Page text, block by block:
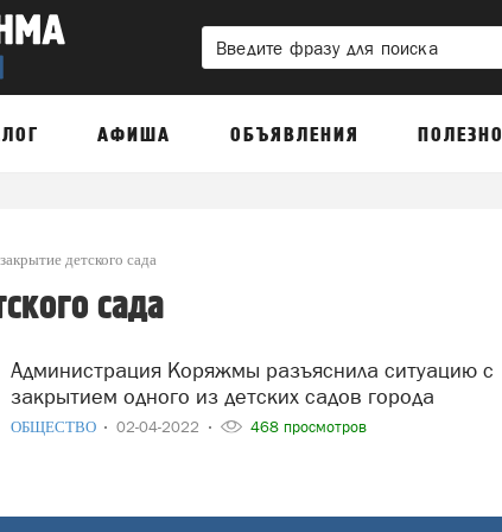
АФИША ОБЪЯВЛЕНИЯ ПОЛЕЗНО
закрытие детского сада
сада
Администрация Коряжмы разъяснила ситуацию с
закрытием одного из детских садов города
ОБЩЕСТВО 02-04-2022 468 просмотров